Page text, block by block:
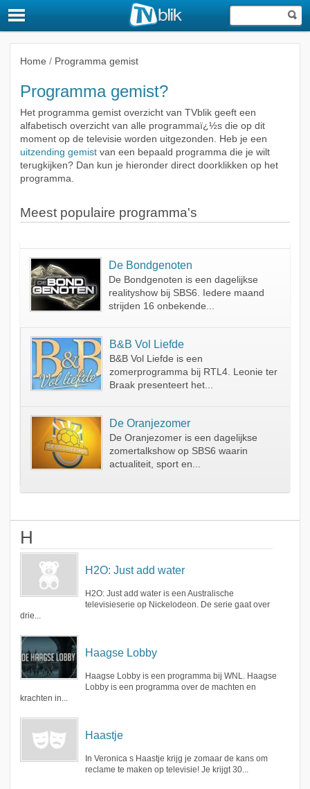
Home / Programma gemist
Programma gemist?
Het programma gemist overzicht van TVblik geeft een
alfabetisch overzicht van alle programmaï¿½s die op dit
moment op de televisie worden uitgezonden. Heb je een
uitzending gemistvan een bepaald programma die je wilt
terugkijken? Dan kun je hieronder direct doorklikken op het
programma.
Meest populaire programma's
De Bondgenoten
De Bondgenoten is een dagelijkse
realityshow bij SBS6. Iedere maand
strijden 16 onbekende...
B&B Vol Liefde
B&B Vol Liefde is een
zomerprogramma bij RTL4. Leonie ter
Braak presenteert het...
De Oranjezomer
De Oranjezomer is een dagelijkse
zomertalkshow op SBS6 waarin
actualiteit, sport en...
H
H2O: Just add water
H2O: Just add water is een Australische
televisieserie op Nickelodeon. De serie gaat over
drie...
Haagse Lobby
Haagse Lobby is een programma bij WNL. Haagse
Lobby is een programma over de machten en
krachten in...
Haastje
In Veronica s Haastje krijg je zomaar de kans om
reclame te maken op televisie! Je krijgt 30...